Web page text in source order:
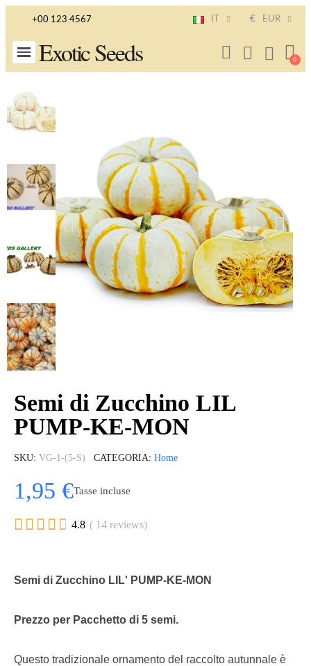
+00 123 4567 € EUR
Exotic Seeds
Semi di Zucchino LIL
PUMP-KE-MON
SKU VG-1-(5-S) CATEGORIA Home
1,95 €Tasse incluse
     4.8 ( 14 reviews)
Semi di Zucchino LIL' PUMP-KE-MON
Prezzo per Pacchetto di 5 semi.
Questo tradizionale ornamento del raccolto autunnale è